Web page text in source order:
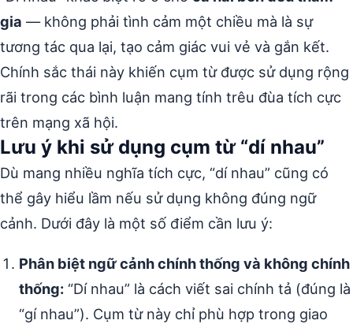
gia — không phải tình cảm một chiều mà là sự
tương tác qua lại, tạo cảm giác vui vẻ và gắn kết.
Chính sắc thái này khiến cụm từ được sử dụng rộng
rãi trong các bình luận mang tính trêu đùa tích cực
trên mạng xã hội.
Lưu ý khi sử dụng cụm từ “dí nhau”
Dù mang nhiều nghĩa tích cực, “dí nhau” cũng có
thể gây hiểu lầm nếu sử dụng không đúng ngữ
cảnh. Dưới đây là một số điểm cần lưu ý:
Phân biệt ngữ cảnh chính thống và không chính
thống: “Dí nhau” là cách viết sai chính tả (đúng là
“gí nhau”). Cụm từ này chỉ phù hợp trong giao